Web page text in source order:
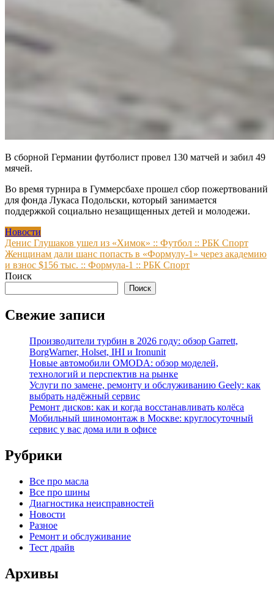
В сборной Германии футболист провел 130 матчей и забил 49
мячей.
Во время турнира в Гуммерсбахе прошел сбор пожертвований
для фонда Лукаса Подольски, который занимается
поддержкой социально незащищенных детей и молодежи.
Новости
Навигация
по
записям
Денис Глушаков ушел из «Химок» :: Футбол :: РБК Спорт
Женщинам дали шанс попасть в «Формулу-1» через академию
и взнос $156 тыс. :: Формула-1 :: РБК Спорт
Поиск
Поиск
Свежие записи
Производители турбин в 2026 году: обзор Garrett,
BorgWarner, Holset, IHI и Ironunit
Новые автомобили OMODA: обзор моделей,
технологий и перспектив на рынке
Услуги по замене, ремонту и обслуживанию Geely: как
выбрать надёжный сервис
Ремонт дисков: как и когда восстанавливать колёса
Мобильный шиномонтаж в Москве: круглосуточный
сервис у вас дома или в офисе
Рубрики
Все про масла
Все про шины
Диагностика неисправностей
Новости
Разное
Ремонт и обслуживание
Тест драйв
Архивы